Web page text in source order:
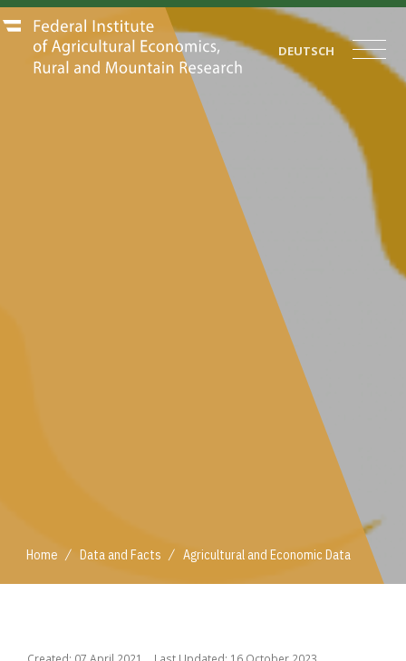
DEUTSCH
Home / Data and Facts / Agricultural and Economic Data